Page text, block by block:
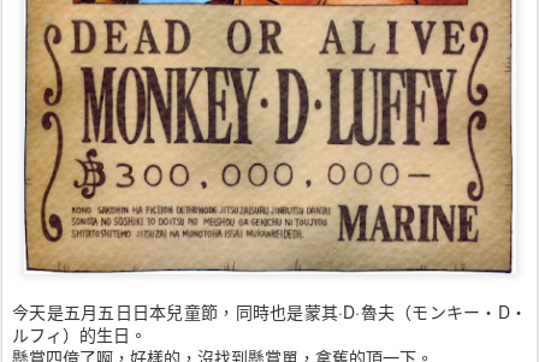
今天是五月五日日本兒童節，同時也是蒙其·D·魯夫（モンキー・D・
ルフィ）的生日。
懸賞四億了啊，好樣的，沒找到懸賞單，拿舊的頂一下。